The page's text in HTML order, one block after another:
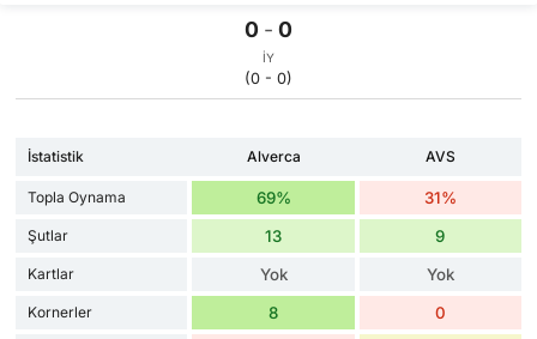
0 - 0
İY
(0 - 0)
İstatistik Alverca AVS
Topla Oynama 69% 31%
Şutlar 13 9
Kartlar Yok Yok
Kornerler 8 0